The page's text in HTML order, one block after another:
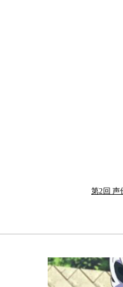
第2回 声